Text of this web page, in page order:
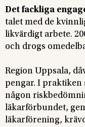
Det fackliga
talet med de
likvärdigt arbete.
och drogs
Region Uppsala,
pengar. I praktiken
någon
läkarförbundet,
läkarförening,